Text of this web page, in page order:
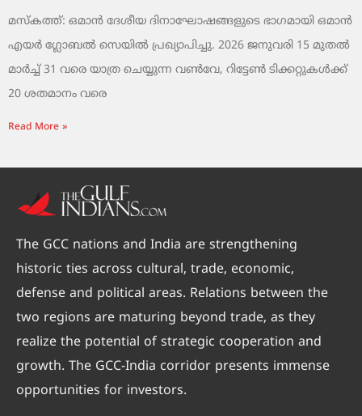
മസ്‌കത്ത്: ഒമാൻ ദേശീയ ദിനാഘോഷങ്ങളുടെ ഭാഗമായി ഒമാൻ
എയർ ഗ്ലോബൽ സെയിൽ പ്രഖ്യാപിച്ചു. 2026 ജനുവരി 15 മുതൽ
മാർച്ച് 31 വരെ യാത്ര ചെയ്യുന്ന വൺവേ, റിട്ടേൺ ടിക്കറ്റുകൾക്ക്
20 ശതമാനം വരെ
Read More »
The GCC nations and India are strengthening
historic ties across cultural, trade, economic,
defense and political areas. Relations between the
two regions are maturing beyond trade, as they
realize the potential of strategic cooperation and
growth. The GCC-India corridor presents immense
opportunities for investors.